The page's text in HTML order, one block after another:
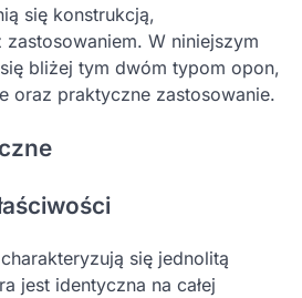
się konstrukcją,
zastosowaniem. W niniejszym
bliżej tym dwóm typom opon,
oraz praktyczne zastosowanie.
się jednolitą
jest identyczna na całej